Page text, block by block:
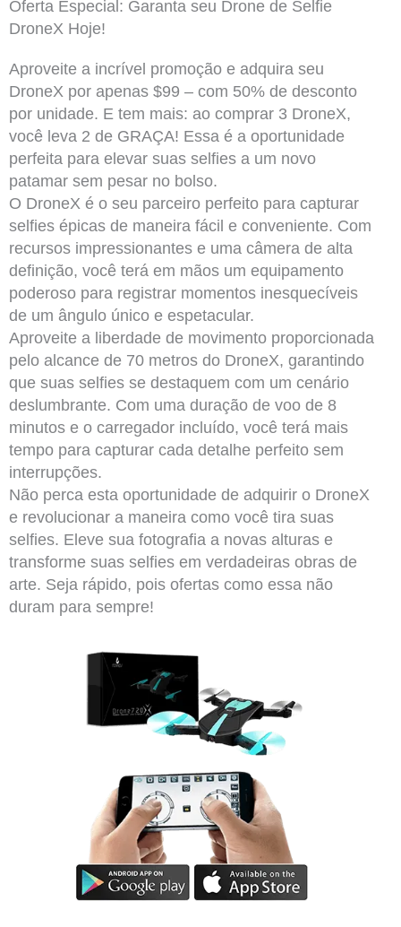
Oferta Especial: Garanta seu Drone de Selfie
DroneX Hoje!
Aproveite a incrível promoção e adquira seu
DroneX por apenas $99 – com 50% de desconto
por unidade. E tem mais: ao comprar 3 DroneX,
você leva 2 de GRAÇA! Essa é a oportunidade
perfeita para elevar suas selfies a um novo
patamar sem pesar no bolso.
O DroneX é o seu parceiro perfeito para capturar
selfies épicas de maneira fácil e conveniente. Com
recursos impressionantes e uma câmera de alta
definição, você terá em mãos um equipamento
poderoso para registrar momentos inesquecíveis
de um ângulo único e espetacular.
Aproveite a liberdade de movimento proporcionada
pelo alcance de 70 metros do DroneX, garantindo
que suas selfies se destaquem com um cenário
deslumbrante. Com uma duração de voo de 8
minutos e o carregador incluído, você terá mais
tempo para capturar cada detalhe perfeito sem
interrupções.
Não perca esta oportunidade de adquirir o DroneX
e revolucionar a maneira como você tira suas
selfies. Eleve sua fotografia a novas alturas e
transforme suas selfies em verdadeiras obras de
arte. Seja rápido, pois ofertas como essa não
duram para sempre!